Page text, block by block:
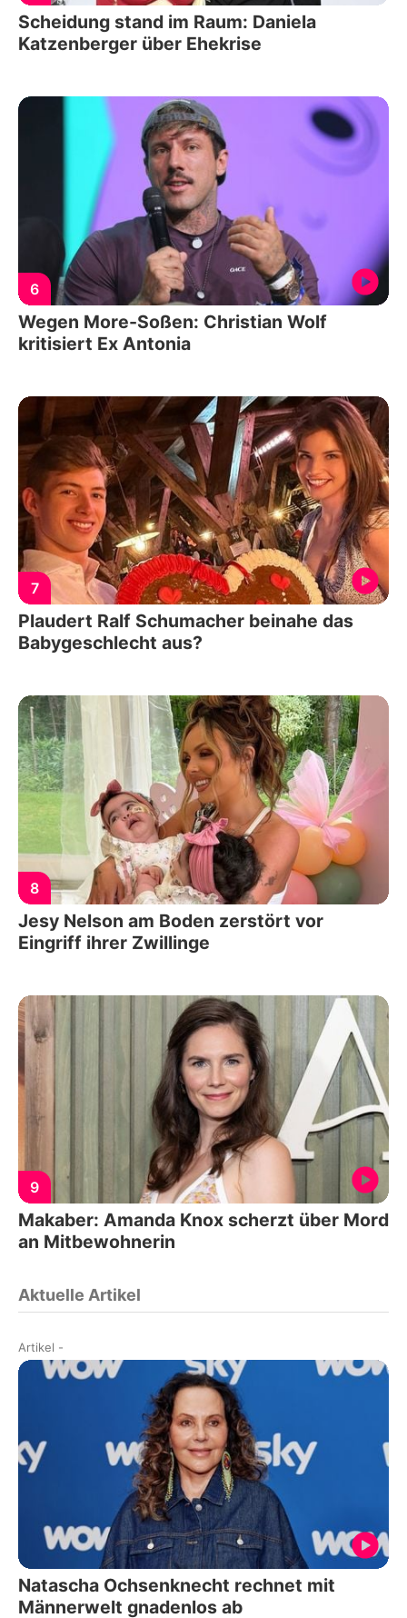
Scheidung stand im Raum: Daniela
Katzenberger über Ehekrise
6
Wegen More-Soßen: Christian Wolf
kritisiert Ex Antonia
7
Plaudert Ralf Schumacher beinahe das
Babygeschlecht aus?
8
Jesy Nelson am Boden zerstört vor
Eingriff ihrer Zwillinge
9
Makaber: Amanda Knox scherzt über Mord
an Mitbewohnerin
Aktuelle Artikel
Artikel -
Natascha Ochsenknecht rechnet mit
Männerwelt gnadenlos ab